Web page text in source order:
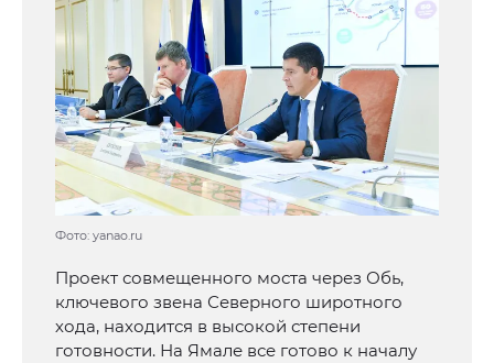
Фото: yanao.ru
Проект совмещенного моста через Обь,
ключевого звена Северного широтного
хода, находится в высокой степени
готовности. На Ямале все готово к началу